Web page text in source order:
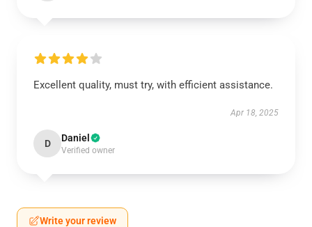
Excellent quality, must try, with efficient assistance.
Apr 18, 2025
D Daniel
Verified owner
Write your review